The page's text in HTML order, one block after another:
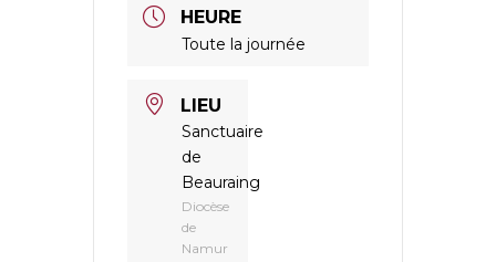
HEURE
Toute la journée
LIEU
Sanctuaire
de
Beauraing
Diocèse
de
Namur